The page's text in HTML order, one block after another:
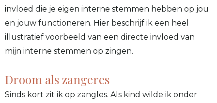
invloed die je eigen interne stemmen hebben op jou
en jouw functioneren. Hier beschrijf ik een heel
illustratief voorbeeld van een directe invloed van
mijn interne stemmen op zingen.
Droom als zangeres
Sinds kort zit ik op zangles. Als kind wilde ik onder